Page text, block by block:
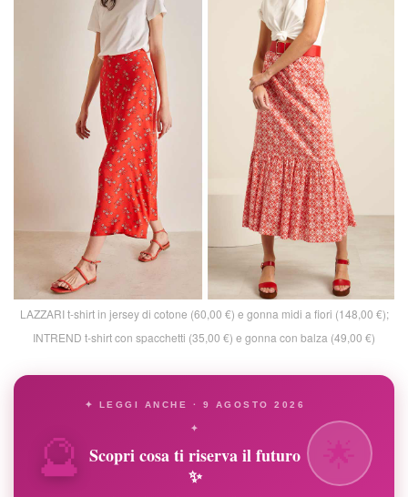
LAZZARI t-shirt in jersey di cotone (60,00 €) e gonna midi a fiori (148,00 €);
INTREND t-shirt con spacchetti (35,00 €) e gonna con balza (49,00 €)
🔮
✦ LEGGI ANCHE · 9 AGOSTO 2026
✦
Scopri cosa ti riserva il futuro
✨